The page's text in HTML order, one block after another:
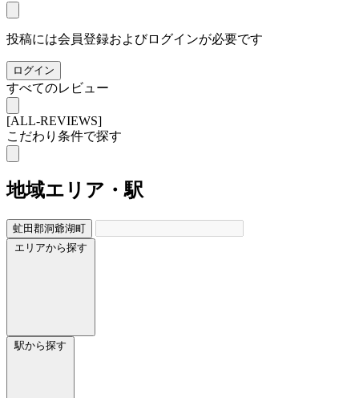
投稿には会員登録およびログインが必要です
ログイン
すべてのレビュー
[ALL-REVIEWS]
こだわり条件で探す
地域エリア・駅
虻田郡洞爺湖町
エリアから探す
駅から探す